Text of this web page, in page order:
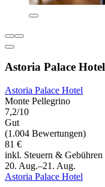
Astoria Palace Hotel
Astoria Palace Hotel
Monte Pellegrino
7,2/10
Gut
(1.004 Bewertungen)
81 €
inkl. Steuern & Gebühren
20. Aug.–21. Aug.
Astoria Palace Hotel